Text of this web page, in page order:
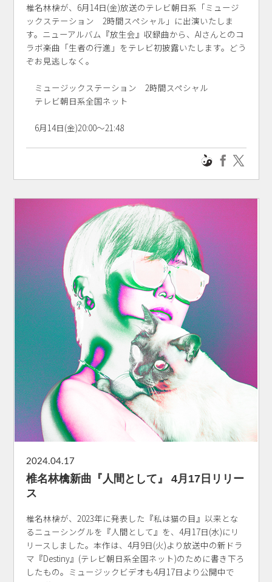
椎名林檎が、6月14日(金)放送のテレビ朝日系「ミュージ
ックステーション 2時間スペシャル」に出演いたしま
す。ニューアルバム『放生会』収録曲から、AIさんとのコ
ラボ楽曲「生者の行進」をテレビ初披露いたします。どう
ぞお見逃しなく。
ミュージックステーション 2時間スペシャル
テレビ朝日系全国ネット
6月14日(金)20:00～21:48
2024.04.17
椎名林檎新曲『人間として』 4月17日リリー
ス
椎名林檎が、2023年に発表した『私は猫の目』以来とな
るニューシングルを『人間として』を、4月17日(水)にリ
リースしました。本作は、4月9日(火)より放送中の新ドラ
マ『Destiny』(テレビ朝日系全国ネット)のために書き下ろ
したもの。ミュージックビデオも4月17日より公開中で